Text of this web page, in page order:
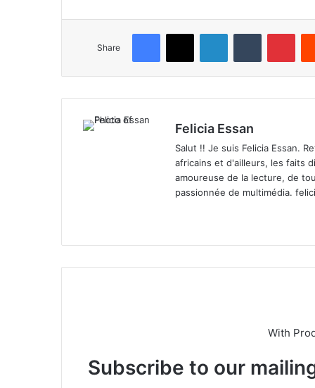
Share
Felicia Essan
Salut !! Je suis Felicia Essan.
africains et d'ailleurs, les faits
amoureuse de la lecture, de
passionnée de multimédia.
te
With
Subscribe to our